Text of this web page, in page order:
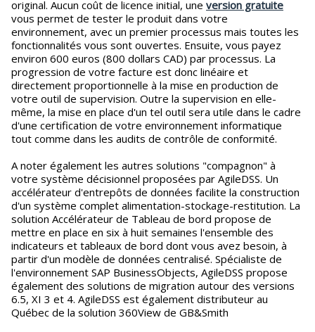
original. Aucun coût de licence initial, une version gratuite
vous permet de tester le produit dans votre
environnement, avec un premier processus mais toutes les
fonctionnalités vous sont ouvertes. Ensuite, vous payez
environ 600 euros (800 dollars CAD) par processus. La
progression de votre facture est donc linéaire et
directement proportionnelle à la mise en production de
votre outil de supervision. Outre la supervision en elle-
même, la mise en place d'un tel outil sera utile dans le cadre
d'une certification de votre environnement informatique
tout comme dans les audits de contrôle de conformité.
A noter également les autres solutions "compagnon" à
votre système décisionnel proposées par AgileDSS. Un
accélérateur d'entrepôts de données facilite la construction
d'un système complet alimentation-stockage-restitution. La
solution Accélérateur de Tableau de bord propose de
mettre en place en six à huit semaines l'ensemble des
indicateurs et tableaux de bord dont vous avez besoin, à
partir d'un modèle de données centralisé. Spécialiste de
l'environnement SAP BusinessObjects, AgileDSS propose
également des solutions de migration autour des versions
6.5, XI 3 et 4. AgileDSS est également distributeur au
Québec de la solution 360View de GB&Smith